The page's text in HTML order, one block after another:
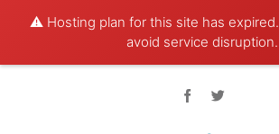
⚠️ Hosting plan for this site has expired.
avoid service disruption.